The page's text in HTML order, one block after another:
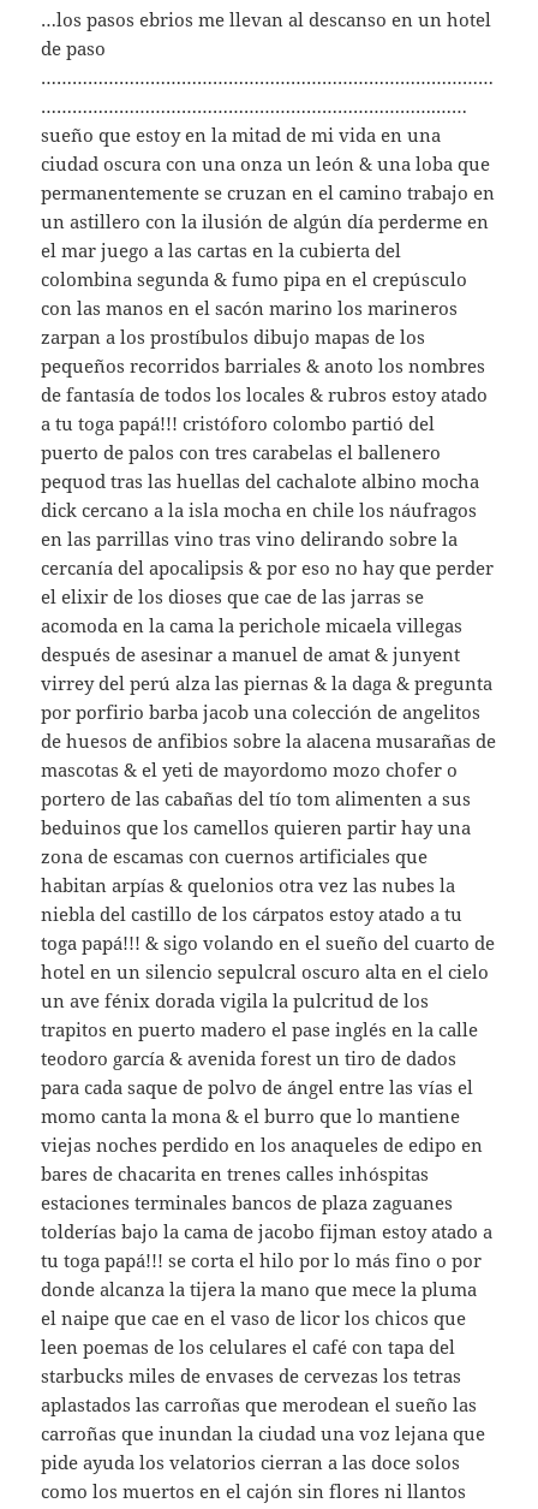
…los pasos ebrios me llevan al descanso en un hotel
de paso
……………………………………………………………………………
………………………………………………………………….……
sueño que estoy en la mitad de mi vida en una
ciudad oscura con una onza un león & una loba que
permanentemente se cruzan en el camino trabajo en
un astillero con la ilusión de algún día perderme en
el mar juego a las cartas en la cubierta del
colombina segunda & fumo pipa en el crepúsculo
con las manos en el sacón marino los marineros
zarpan a los prostíbulos dibujo mapas de los
pequeños recorridos barriales & anoto los nombres
de fantasía de todos los locales & rubros estoy atado
a tu toga papá!!! cristóforo colombo partió del
puerto de palos con tres carabelas el ballenero
pequod tras las huellas del cachalote albino mocha
dick cercano a la isla mocha en chile los náufragos
en las parrillas vino tras vino delirando sobre la
cercanía del apocalipsis & por eso no hay que perder
el elixir de los dioses que cae de las jarras se
acomoda en la cama la perichole micaela villegas
después de asesinar a manuel de amat & junyent
virrey del perú alza las piernas & la daga & pregunta
por porfirio barba jacob una colección de angelitos
de huesos de anfibios sobre la alacena musarañas de
mascotas & el yeti de mayordomo mozo chofer o
portero de las cabañas del tío tom alimenten a sus
beduinos que los camellos quieren partir hay una
zona de escamas con cuernos artificiales que
habitan arpías & quelonios otra vez las nubes la
niebla del castillo de los cárpatos estoy atado a tu
toga papá!!! & sigo volando en el sueño del cuarto de
hotel en un silencio sepulcral oscuro alta en el cielo
un ave fénix dorada vigila la pulcritud de los
trapitos en puerto madero el pase inglés en la calle
teodoro garcía & avenida forest un tiro de dados
para cada saque de polvo de ángel entre las vías el
momo canta la mona & el burro que lo mantiene
viejas noches perdido en los anaqueles de edipo en
bares de chacarita en trenes calles inhóspitas
estaciones terminales bancos de plaza zaguanes
tolderías bajo la cama de jacobo fijman estoy atado a
tu toga papá!!! se corta el hilo por lo más fino o por
donde alcanza la tijera la mano que mece la pluma
el naipe que cae en el vaso de licor los chicos que
leen poemas de los celulares el café con tapa del
starbucks miles de envases de cervezas los tetras
aplastados las carroñas que merodean el sueño las
carroñas que inundan la ciudad una voz lejana que
pide ayuda los velatorios cierran a las doce solos
como los muertos en el cajón sin flores ni llantos